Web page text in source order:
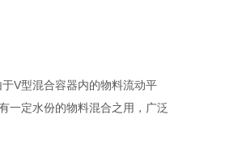
V型混合容器内的物料流动平
一定水份的物料混合之用，广泛